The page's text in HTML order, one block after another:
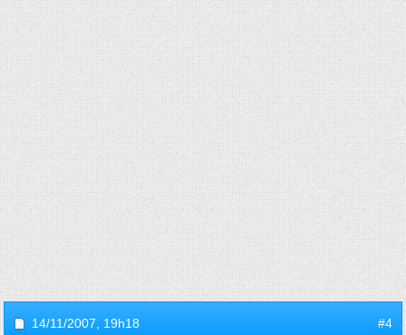
14/11/2007, 19h18 #4